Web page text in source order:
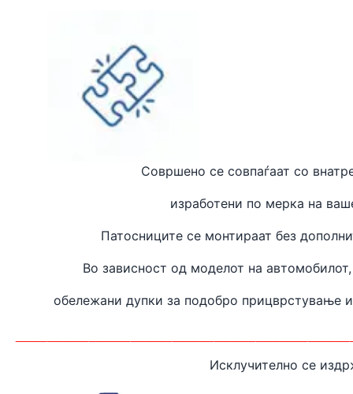
Совршено се совпаѓаат со
изработени по мерка на
Патосниците се монтираат без
Во зависност од моделот на
обележани дупки за подобро прицврстување
Исклучително се